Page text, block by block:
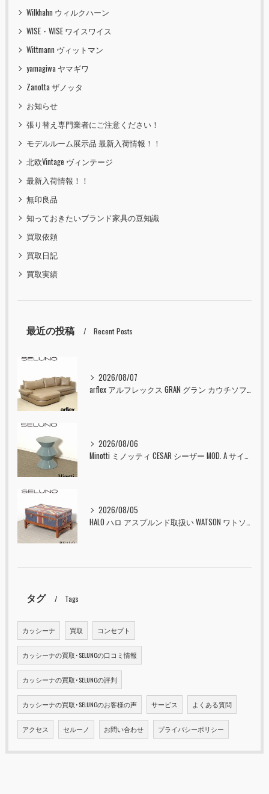
Wilkhahn ウィルクハーン
WISE・WISE ワイスワイス
Wittmann ヴィットマン
yamagiwa ヤマギワ
Zanotta ザノッタ
お知らせ
張り替え専門業者にご注意ください！
モデルルーム展示品 最新入荷情報！！
北欧Vintage ヴィンテージ
最新入荷情報！！
無印良品
知っておきたいブランド家具の豆知識
買取依頼
買取日記
買取実績
最近の投稿 Recent Posts
2026/08/07
arflex アルフレックス GRAN グラン カウチソファ 本革 入荷しました！！
2026/08/06
Minotti ミノッティ CESAR シーザー MOD. A サイドテーブル スツール セラドン 入荷しました！！
2026/08/05
HALO ハロ アスプルンド取扱い WATSON ワトソン ミディアム トランク & スタンド セット ユニオンジャック 入荷しました！！
タグ Tags
カッシーナ 買取 コンセプト
カッシーナの買取･SELUNOの口コミ情報
カッシーナの買取･SELUNOの評判
カッシーナの買取･SELUNOのお客様の声 サービス よくある質問
アクセス セルーノ お問い合わせ プライバシーポリシー